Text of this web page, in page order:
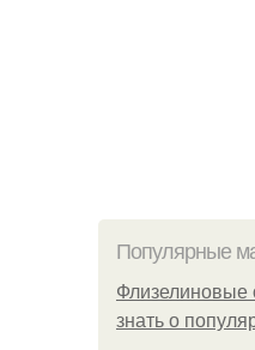
Популярные
Флизелиновые
знать о